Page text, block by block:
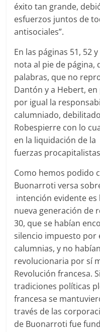
éxito tan grande,
esfuerzos juntos de
antisociales”.
En las páginas 51, 52
nota al pie de página,
palabras, que no
Dantón y a Hebert,
por igual la
calumniado,
Robespierre con lo
en la liquidación de la
fuerzas
Como hemos podido
Buonarroti versa
intención evidente
nueva generación de
30, que se habían
silencio impuesto por
calumnias, y no
revolucionaria por sí
Revolución francesa.
tradiciones políticas
francesa se
través de las
de Buonarroti fue